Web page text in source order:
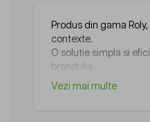
Produs din gama
contexte.
O solutie simpla si
brandului.
Vezi mai multe